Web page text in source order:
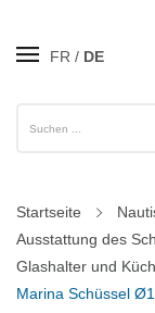
FR DE
Startseite
Ausstattung des
Glashalter und
Marina Schüssel